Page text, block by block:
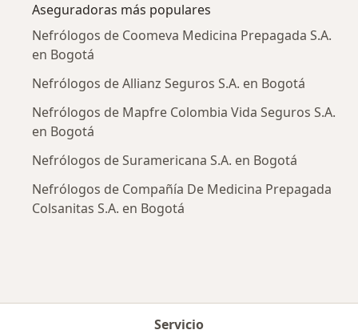
Aseguradoras más populares
Nefrólogos de Coomeva Medicina Prepagada S.A.
en Bogotá
Nefrólogos de Allianz Seguros S.A. en Bogotá
Nefrólogos de Mapfre Colombia Vida Seguros S.A.
en Bogotá
Nefrólogos de Suramericana S.A. en Bogotá
Nefrólogos de Compañía De Medicina Prepagada
Colsanitas S.A. en Bogotá
Servicio